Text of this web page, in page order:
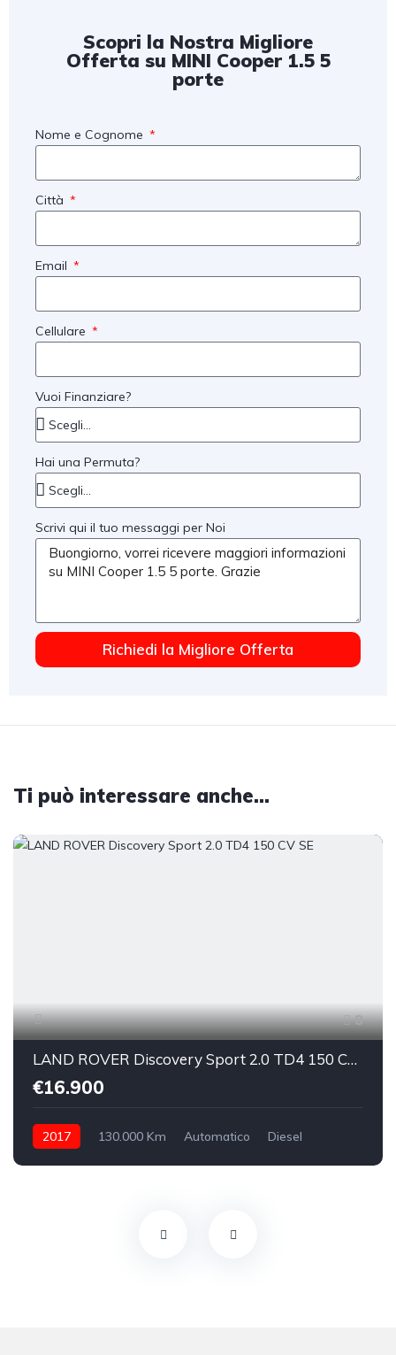
Scopri la Nostra Migliore
Offerta su MINI Cooper 1.5 5
porte
Nome e Cognome
Città
Email
Cellulare
Vuoi Finanziare?
Hai una Permuta?
Scrivi qui il tuo messaggi per Noi
Richiedi la Migliore Offerta
Ti può interessare anche...
8
LAND ROVER Discovery Sport 2.0 TD4 150 CV SE
€16.900
2017 130.000 Km Automatico
Diesel